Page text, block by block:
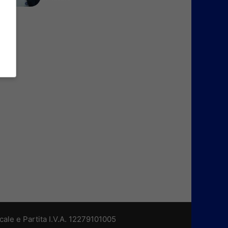
e Partita I.V.A. 12279101005